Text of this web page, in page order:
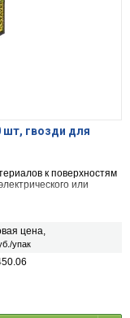
шт, гвозди для
к поверхностям
или
цена,
упак